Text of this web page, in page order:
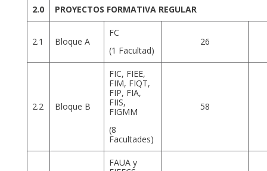
2.0 PROYECTOS FORMATIVA REGULAR
2.1 Bloque A
FC
(1 Facultad)
26
2.2 Bloque B
FIC, FIEE,
FIM, FIQT,
FIP, FIA,
FIIS,
FIGMM
(8
Facultades)
58
FAUA y